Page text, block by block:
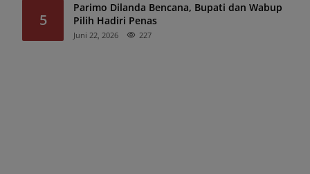
5
Parimo Dilanda Bencana, Bupati dan Wabup
Pilih Hadiri Penas
Juni 22, 2026 227